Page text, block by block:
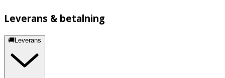
Leverans & betalning
🚚Leverans